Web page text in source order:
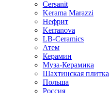
Cersanit
Kerama Marazzi
Нефрит
Kerranova
LB-Ceramics
Атем
Керамин
Муза-Керамика
Шахтинская плитка
Польша
Россия